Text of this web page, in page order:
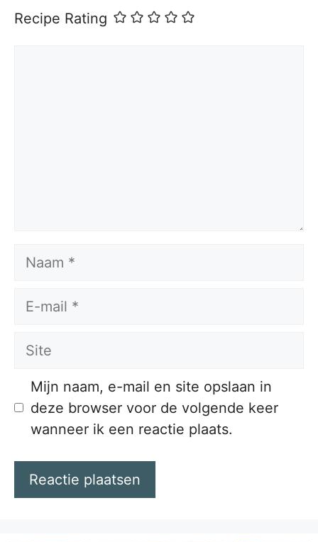
Recipe Rating
Naam
E-
Site
Mijn naam, e-mail en site opslaan in
deze browser voor de volgende keer
wanneer ik een reactie plaats.